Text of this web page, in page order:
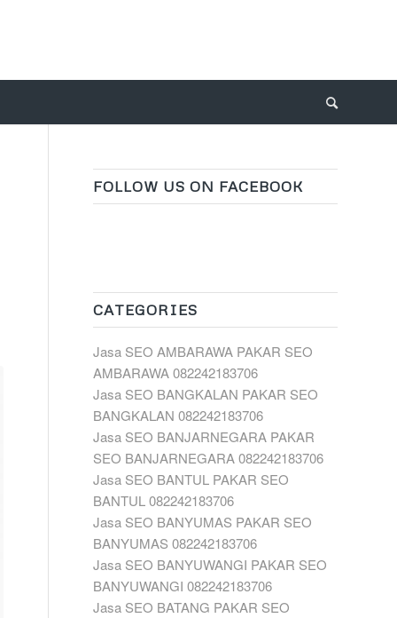
FOLLOW US ON FACEBOOK
CATEGORIES
Jasa SEO AMBARAWA PAKAR SEO
AMBARAWA 082242183706
Jasa SEO BANGKALAN PAKAR SEO
BANGKALAN 082242183706
Jasa SEO BANJARNEGARA PAKAR
SEO BANJARNEGARA 082242183706
Jasa SEO BANTUL PAKAR SEO
BANTUL 082242183706
Jasa SEO BANYUMAS PAKAR SEO
BANYUMAS 082242183706
Jasa SEO BANYUWANGI PAKAR SEO
BANYUWANGI 082242183706
Jasa SEO BATANG PAKAR SEO